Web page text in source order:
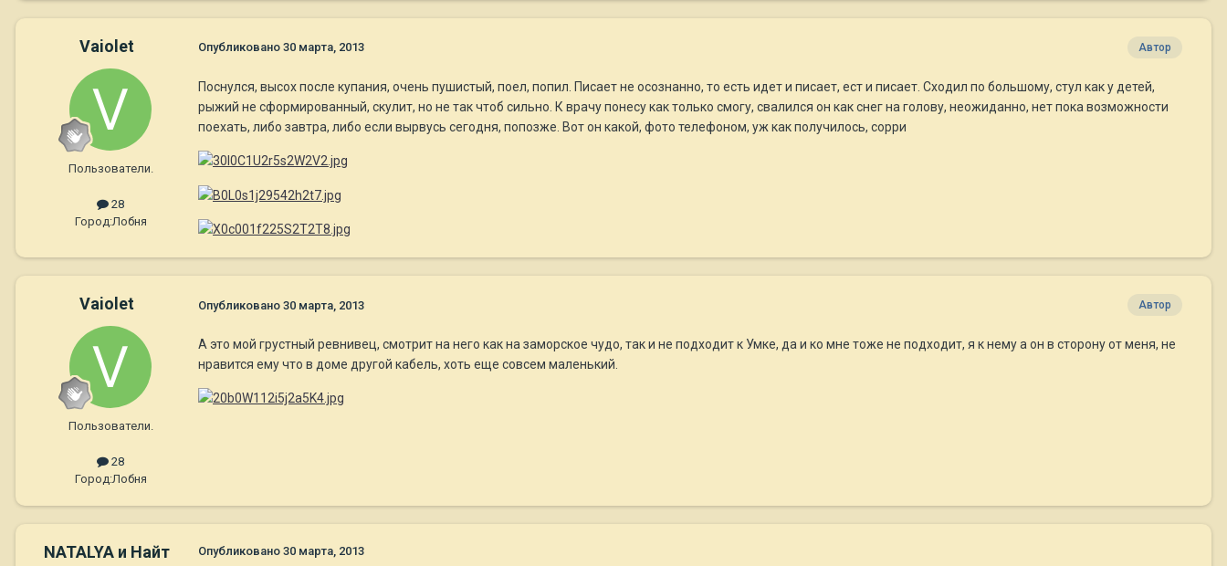
Vaiolet
Пользователи.
28
Город:Лобня
Автор
Опубликовано 30 марта, 2013
Поснулся, высох после купания, очень пушистый, поел, попил. Писает не осознанно, то есть идет и писает, ест и писает. Сходил по большому, стул как у детей,
рыжий не сформированный, скулит, но не так чтоб сильно. К врачу понесу как только смогу, свалился он как снег на голову, неожиданно, нет пока возможности
поехать, либо завтра, либо если вырвусь сегодня, попозже. Вот он какой, фото телефоном, уж как получилось, сорри
Vaiolet
Пользователи.
28
Город:Лобня
Автор
Опубликовано 30 марта, 2013
А это мой грустный ревнивец, смотрит на него как на заморское чудо, так и не подходит к Умке, да и ко мне тоже не подходит, я к нему а он в сторону от меня, не
нравится ему что в доме другой кабель, хоть еще совсем маленький.
NATALYA и Найт Опубликовано 30 марта, 2013